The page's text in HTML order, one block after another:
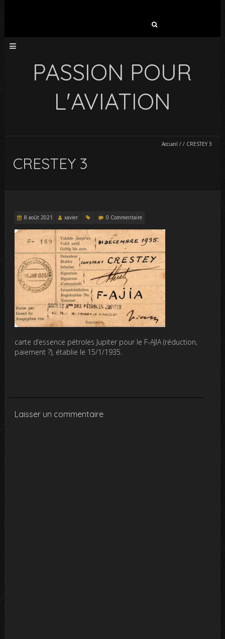
PASSION POUR
L'AVIATION
Accueil / / CRESTEY 3
CRESTEY 3
8 août 2021 xavier 0 Commentaire
carte d’essence pétroles Jupiter pour le F-AJIA (réduction,
paiement ?), établie le 15/1/1935.
Laisser un commentaire